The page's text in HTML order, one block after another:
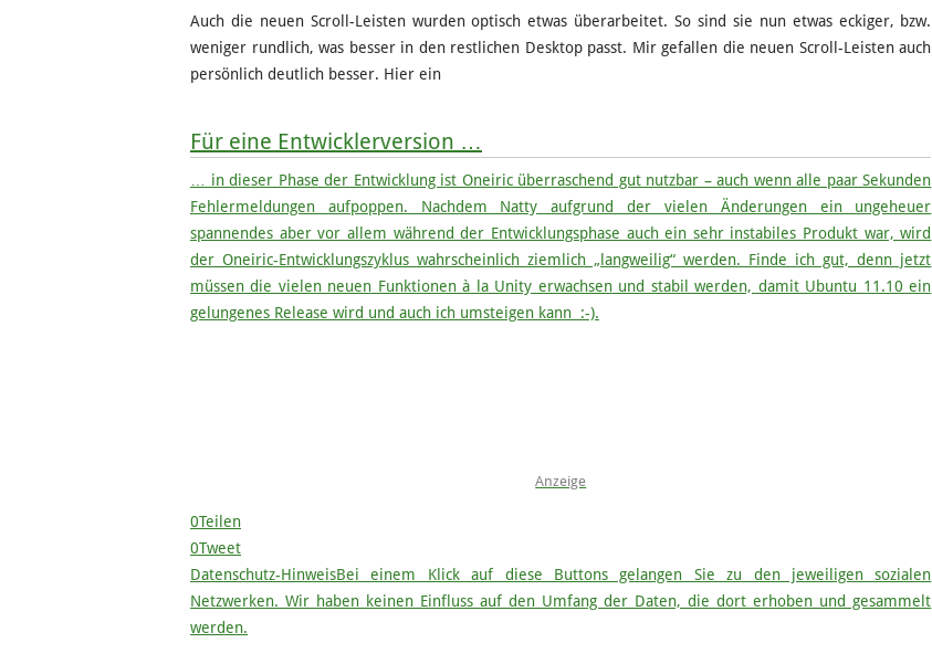
Auch die neuen Scroll-Leisten wurden optisch etwas überarbeitet. So sind sie nun etwas eckiger, bzw.
weniger rundlich, was besser in den restlichen Desktop passt. Mir gefallen die neuen Scroll-Leisten auch
persönlich deutlich besser. Hier ein
Für eine Entwicklerversion …
… in dieser Phase der Entwicklung ist Oneiric überraschend gut nutzbar – auch wenn alle paar Sekunden
Fehlermeldungen aufpoppen. Nachdem Natty aufgrund der vielen Änderungen ein ungeheuer
spannendes aber vor allem während der Entwicklungsphase auch ein sehr instabiles Produkt war, wird
der Oneiric-Entwicklungszyklus wahrscheinlich ziemlich „langweilig“ werden. Finde ich gut, denn jetzt
müssen die vielen neuen Funktionen à la Unity erwachsen und stabil werden, damit Ubuntu 11.10 ein
gelungenes Release wird und auch ich umsteigen kann :-).
Anzeige
0Teilen
0Tweet
Datenschutz-HinweisBei einem Klick auf diese Buttons gelangen Sie zu den jeweiligen sozialen
Netzwerken. Wir haben keinen Einfluss auf den Umfang der Daten, die dort erhoben und gesammelt
werden.